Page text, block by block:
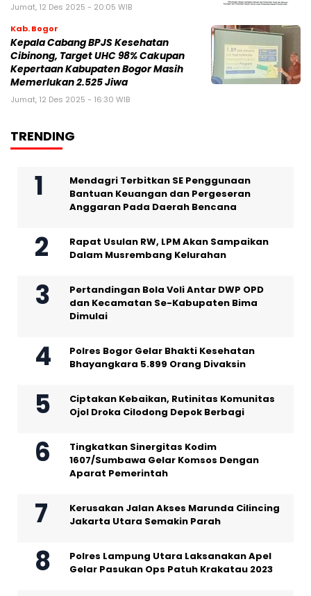
Jumat, 12 Des 2025 - 20:05 WIB
Kab. Bogor
Kepala Cabang BPJS Kesehatan
Cibinong, Target UHC 98% Cakupan
Kepertaan Kabupaten Bogor Masih
Memerlukan 2.525 Jiwa
Jumat, 12 Des 2025 - 16:30 WIB
TRENDING
Mendagri Terbitkan SE Penggunaan
Bantuan Keuangan dan Pergeseran
Anggaran Pada Daerah Bencana
Rapat Usulan RW, LPM Akan Sampaikan
Dalam Musrembang Kelurahan
Pertandingan Bola Voli Antar DWP OPD
dan Kecamatan Se-Kabupaten Bima
Dimulai
Polres Bogor Gelar Bhakti Kesehatan
Bhayangkara 5.899 Orang Divaksin
Ciptakan Kebaikan, Rutinitas Komunitas
Ojol Droka Cilodong Depok Berbagi
Tingkatkan Sinergitas Kodim
1607/Sumbawa Gelar Komsos Dengan
Aparat Pemerintah
Kerusakan Jalan Akses Marunda Cilincing
Jakarta Utara Semakin Parah
Polres Lampung Utara Laksanakan Apel
Gelar Pasukan Ops Patuh Krakatau 2023